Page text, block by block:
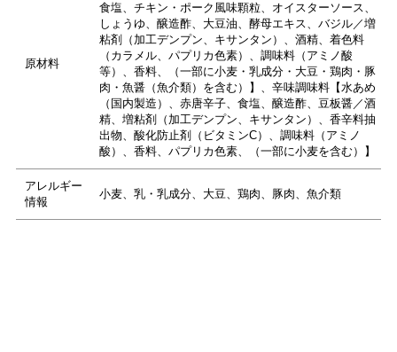
原材料
食塩、チキン・ポーク風味顆粒、オイスターソース、
しょうゆ、醸造酢、大豆油、酵母エキス、バジル／増
粘剤（加工デンプン、キサンタン）、酒精、着色料
（カラメル、パプリカ色素）、調味料（アミノ酸
等）、香料、（一部に小麦・乳成分・大豆・鶏肉・豚
肉・魚醤（魚介類）を含む）】、辛味調味料【水あめ
（国内製造）、赤唐辛子、食塩、醸造酢、豆板醤／酒
精、増粘剤（加工デンプン、キサンタン）、香辛料抽
出物、酸化防止剤（ビタミンC）、調味料（アミノ
酸）、香料、パプリカ色素、（一部に小麦を含む）】
アレルギー
情報
小麦、乳・乳成分、大豆、鶏肉、豚肉、魚介類